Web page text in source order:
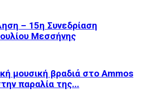
– 15η Συνεδρίαση
Μεσσήνης
μουσική βραδιά στο Ammos
παραλία της...